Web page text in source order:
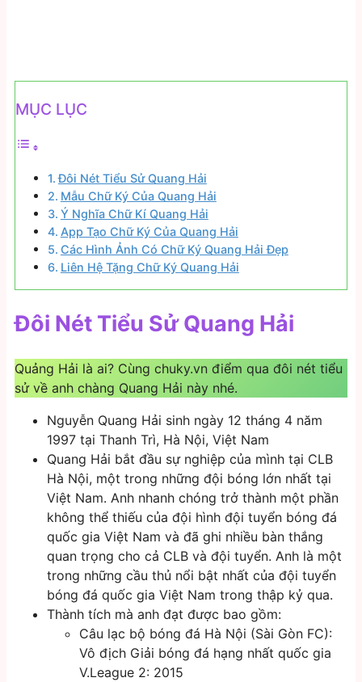
MỤC LỤC
Đôi Nét Tiểu Sử Quang Hải
Mẫu Chữ Ký Của Quang Hải
Ý Nghĩa Chữ Kí Quang Hải
App Tạo Chữ Ký Của Quang Hải
Các Hình Ảnh Có Chữ Ký Quang Hải Đẹp
Liên Hệ Tặng Chữ Ký Quang Hải
Đôi Nét Tiểu Sử Quang Hải
Quảng Hải là ai? Cùng chuky.vn điểm qua đôi nét tiểu
sử về anh chàng Quang Hải này nhé.
Nguyễn Quang Hải sinh ngày 12 tháng 4 năm
1997 tại Thanh Trì, Hà Nội, Việt Nam
Quang Hải bắt đầu sự nghiệp của mình tại CLB
Hà Nội, một trong những đội bóng lớn nhất tại
Việt Nam. Anh nhanh chóng trở thành một phần
không thể thiếu của đội hình đội tuyển bóng đá
quốc gia Việt Nam và đã ghi nhiều bàn thắng
quan trọng cho cả CLB và đội tuyển. Anh là một
trong những cầu thủ nổi bật nhất của đội tuyển
bóng đá quốc gia Việt Nam trong thập kỷ qua.
Thành tích mà anh đạt được bao gồm:
Câu lạc bộ bóng đá Hà Nội (Sài Gòn FC):
Vô địch Giải bóng đá hạng nhất quốc gia
V.League 2: 2015